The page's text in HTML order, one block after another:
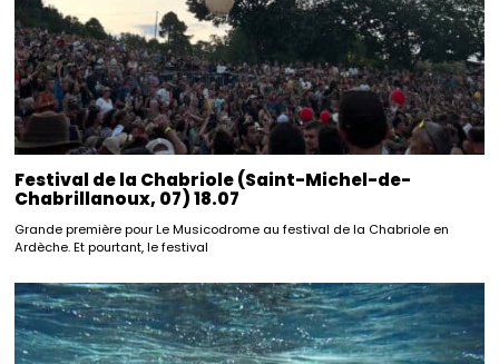
Festival de la Chabriole (Saint-Michel-de-
Chabrillanoux, 07) 18.07
Grande première pour Le Musicodrome au festival de la Chabriole en
Ardèche. Et pourtant, le festival